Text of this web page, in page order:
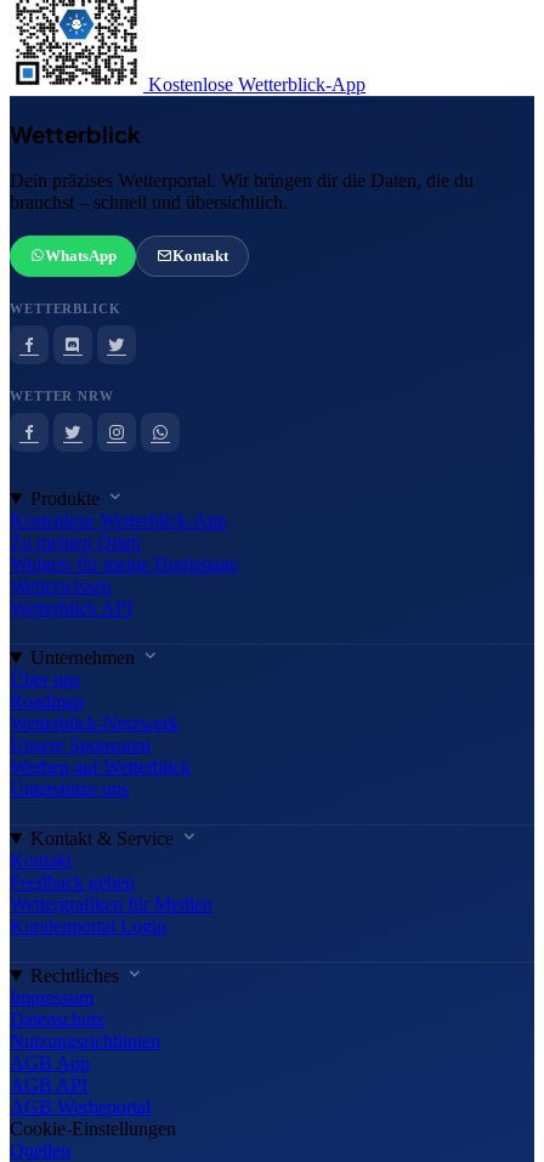
Kostenlose Wetterblick-App
Wetterblick
Dein präzises Wetterportal. Wir bringen dir die Daten, die du
brauchst – schnell und übersichtlich.
WhatsApp Kontakt
WETTERBLICK
WETTER NRW
Produkte
Kostenlose Wetterblick-App
Zu meinen Orten
Widgets für meine Homepage
Wetterwissen
Wetterblick API
Unternehmen
Über uns
Roadmap
Wetterblick-Netzwerk
Unsere Sponsoren
Werben auf Wetterblick
Unterstütze uns
Kontakt & Service
Kontakt
Feedback geben
Wettergrafiken für Medien
Kundenportal Login
Rechtliches
Impressum
Datenschutz
Nutzungsrichtlinien
AGB App
AGB API
AGB Werbeportal
Cookie-Einstellungen
Quellen